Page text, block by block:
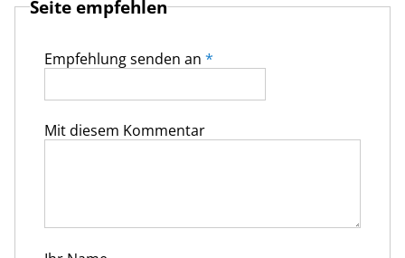
Seite empfehlen
Empfehlung senden an *
Mit diesem Kommentar